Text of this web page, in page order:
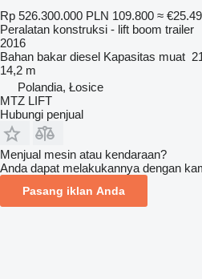
Rp 526.300.000 PLN 109.800 ≈
Peralatan konstruksi - lift boom trailer
2016
Bahan bakar diesel Kapasitas muat
14,2 m
Polandia, Łosice
MTZ LIFT
Hubungi penjual
Menjual mesin atau kendaraan?
Anda dapat melakukannya dengan
Pasang iklan Anda